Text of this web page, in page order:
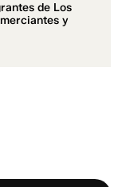
de Los
y